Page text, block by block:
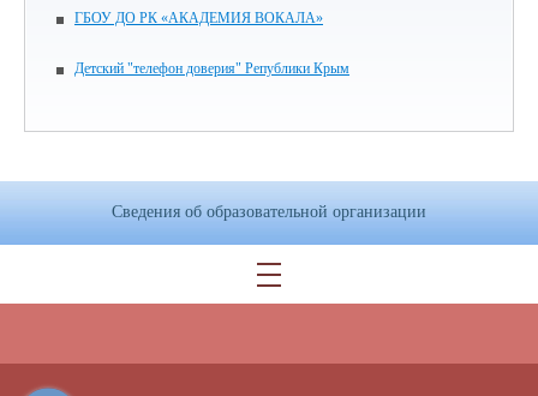
ГБОУ ДО РК «АКАДЕМИЯ ВОКАЛА»
Детский "телефон доверия" Републики Крым
Сведения об образовательной организации